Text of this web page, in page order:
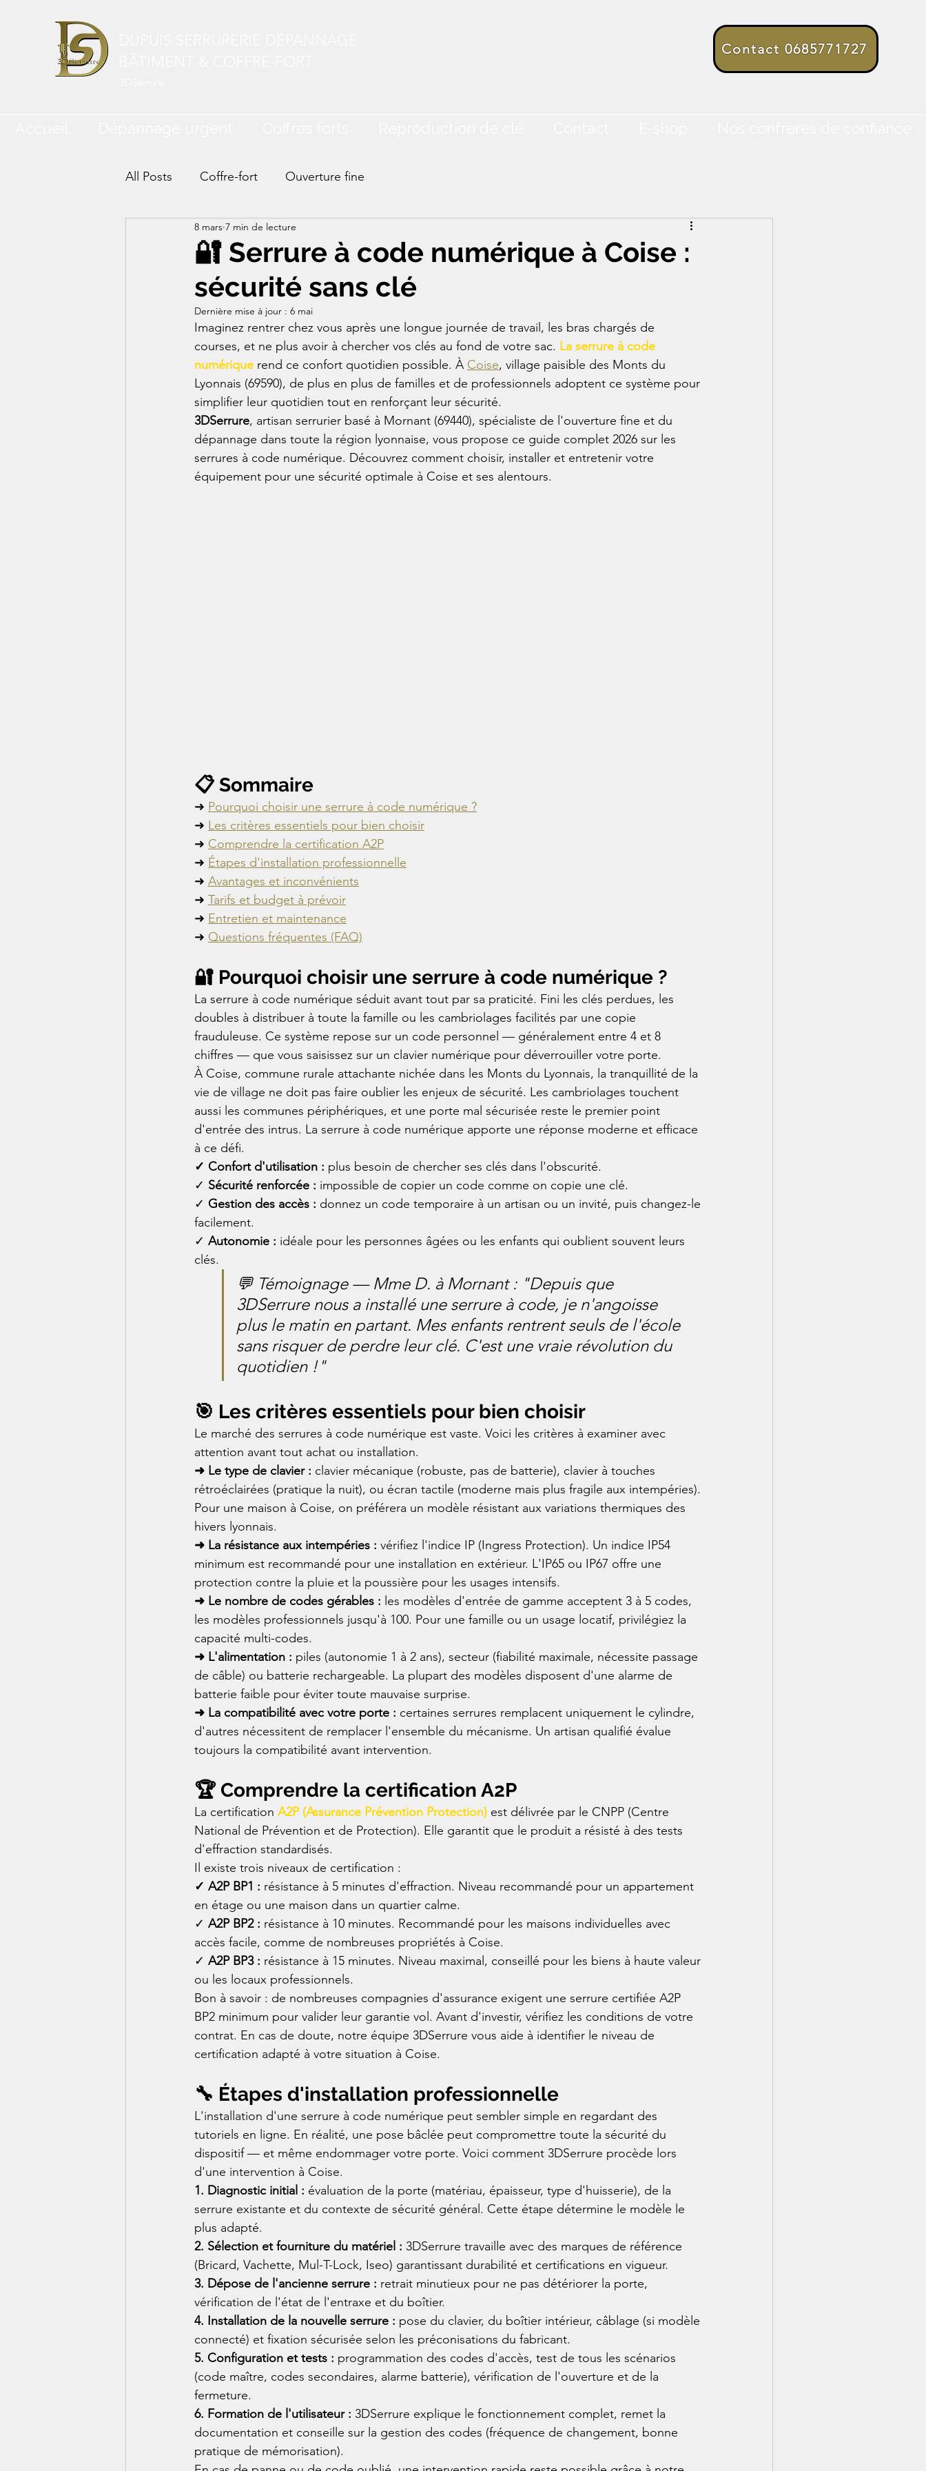
Contact 0685771727
All Posts Coffre-fort Ouverture fine
🔐 Serrure à code numérique à Coise :
sécurité sans clé
8 mars 7 min de lecture
Dernière mise à jour : 6 mai
Imaginez rentrer chez vous après une longue journée de travail, les bras chargés de
courses, et ne plus avoir à chercher vos clés au fond de votre sac. La serrure à code
numérique rend ce confort quotidien possible. À Coise, village paisible des Monts du
Lyonnais (69590), de plus en plus de familles et de professionnels adoptent ce système pour
simplifier leur quotidien tout en renforçant leur sécurité.
3DSerrure, artisan serrurier basé à Mornant (69440), spécialiste de l'ouverture fine et du
dépannage dans toute la région lyonnaise, vous propose ce guide complet 2026 sur les
serrures à code numérique. Découvrez comment choisir, installer et entretenir votre
équipement pour une sécurité optimale à Coise et ses alentours.
📋 Sommaire
➜ Pourquoi choisir une serrure à code numérique ?
➜ Les critères essentiels pour bien choisir
➜ Comprendre la certification A2P
➜ Étapes d'installation professionnelle
➜ Avantages et inconvénients
➜ Tarifs et budget à prévoir
➜ Entretien et maintenance
➜ Questions fréquentes (FAQ)
🔐 Pourquoi choisir une serrure à code numérique ?
La serrure à code numérique séduit avant tout par sa praticité. Fini les clés perdues, les
doubles à distribuer à toute la famille ou les cambriolages facilités par une copie
frauduleuse. Ce système repose sur un code personnel — généralement entre 4 et 8
chiffres — que vous saisissez sur un clavier numérique pour déverrouiller votre porte.
À Coise, commune rurale attachante nichée dans les Monts du Lyonnais, la tranquillité de la
vie de village ne doit pas faire oublier les enjeux de sécurité. Les cambriolages touchent
aussi les communes périphériques, et une porte mal sécurisée reste le premier point
d'entrée des intrus. La serrure à code numérique apporte une réponse moderne et efficace
à ce défi.
✓ Confort d'utilisation : plus besoin de chercher ses clés dans l'obscurité.
✓ Sécurité renforcée : impossible de copier un code comme on copie une clé.
✓ Gestion des accès : donnez un code temporaire à un artisan ou un invité, puis changez-le
facilement.
✓ Autonomie : idéale pour les personnes âgées ou les enfants qui oublient souvent leurs
clés.
💬 Témoignage — Mme D. à Mornant : "Depuis que
3DSerrure nous a installé une serrure à code, je n'angoisse
plus le matin en partant. Mes enfants rentrent seuls de l'école
sans risquer de perdre leur clé. C'est une vraie révolution du
quotidien !"
🎯 Les critères essentiels pour bien choisir
Le marché des serrures à code numérique est vaste. Voici les critères à examiner avec
attention avant tout achat ou installation.
➜ Le type de clavier : clavier mécanique (robuste, pas de batterie), clavier à touches
rétroéclairées (pratique la nuit), ou écran tactile (moderne mais plus fragile aux intempéries).
Pour une maison à Coise, on préférera un modèle résistant aux variations thermiques des
hivers lyonnais.
➜ La résistance aux intempéries : vérifiez l'indice IP (Ingress Protection). Un indice IP54
minimum est recommandé pour une installation en extérieur. L'IP65 ou IP67 offre une
protection contre la pluie et la poussière pour les usages intensifs.
➜ Le nombre de codes gérables : les modèles d'entrée de gamme acceptent 3 à 5 codes,
les modèles professionnels jusqu'à 100. Pour une famille ou un usage locatif, privilégiez la
capacité multi-codes.
➜ L'alimentation : piles (autonomie 1 à 2 ans), secteur (fiabilité maximale, nécessite passage
de câble) ou batterie rechargeable. La plupart des modèles disposent d'une alarme de
batterie faible pour éviter toute mauvaise surprise.
➜ La compatibilité avec votre porte : certaines serrures remplacent uniquement le cylindre,
d'autres nécessitent de remplacer l'ensemble du mécanisme. Un artisan qualifié évalue
toujours la compatibilité avant intervention.
🏆 Comprendre la certification A2P
La certification A2P (Assurance Prévention Protection) est délivrée par le CNPP (Centre
National de Prévention et de Protection). Elle garantit que le produit a résisté à des tests
d'effraction standardisés.
Il existe trois niveaux de certification :
✓ A2P BP1 : résistance à 5 minutes d'effraction. Niveau recommandé pour un appartement
en étage ou une maison dans un quartier calme.
✓ A2P BP2 : résistance à 10 minutes. Recommandé pour les maisons individuelles avec
accès facile, comme de nombreuses propriétés à Coise.
✓ A2P BP3 : résistance à 15 minutes. Niveau maximal, conseillé pour les biens à haute valeur
ou les locaux professionnels.
Bon à savoir : de nombreuses compagnies d'assurance exigent une serrure certifiée A2P
BP2 minimum pour valider leur garantie vol. Avant d'investir, vérifiez les conditions de votre
contrat. En cas de doute, notre équipe 3DSerrure vous aide à identifier le niveau de
certification adapté à votre situation à Coise.
🔧 Étapes d'installation professionnelle
L'installation d'une serrure à code numérique peut sembler simple en regardant des
tutoriels en ligne. En réalité, une pose bâclée peut compromettre toute la sécurité du
dispositif — et même endommager votre porte. Voici comment 3DSerrure procède lors
d'une intervention à Coise.
1. Diagnostic initial : évaluation de la porte (matériau, épaisseur, type d'huisserie), de la
serrure existante et du contexte de sécurité général. Cette étape détermine le modèle le
plus adapté.
2. Sélection et fourniture du matériel : 3DSerrure travaille avec des marques de référence
(Bricard, Vachette, Mul-T-Lock, Iseo) garantissant durabilité et certifications en vigueur.
3. Dépose de l'ancienne serrure : retrait minutieux pour ne pas détériorer la porte,
vérification de l'état de l'entraxe et du boîtier.
4. Installation de la nouvelle serrure : pose du clavier, du boîtier intérieur, câblage (si modèle
connecté) et fixation sécurisée selon les préconisations du fabricant.
5. Configuration et tests : programmation des codes d'accès, test de tous les scénarios
(code maître, codes secondaires, alarme batterie), vérification de l'ouverture et de la
fermeture.
6. Formation de l'utilisateur : 3DSerrure explique le fonctionnement complet, remet la
documentation et conseille sur la gestion des codes (fréquence de changement, bonne
pratique de mémorisation).